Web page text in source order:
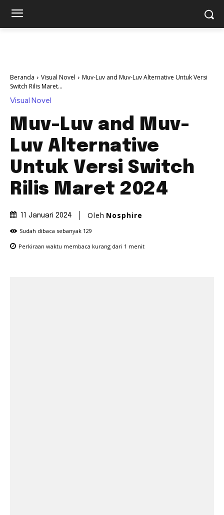
Beranda Visual Novel
Muv-Luv and Muv-Luv Alternative Untuk Versi
Switch Rilis Maret...
Visual Novel
Muv-Luv and Muv-
Luv Alternative
Untuk Versi Switch
Rilis Maret 2024
11 Januari 2024 Oleh Nosphire
Sudah dibaca sebanyak 129
Perkiraan waktu membaca kurang dari 1 menit